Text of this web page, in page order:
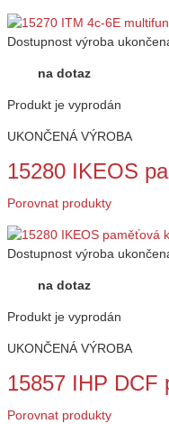
Dostupnost výroba
na dotaz
Produkt je vyprodán
UKONČENÁ VÝROBA
15280 IKEOS
Porovnat produkty
Dostupnost výroba
na dotaz
Produkt je vyprodán
UKONČENÁ VÝROBA
15857 IHP
Porovnat produkty